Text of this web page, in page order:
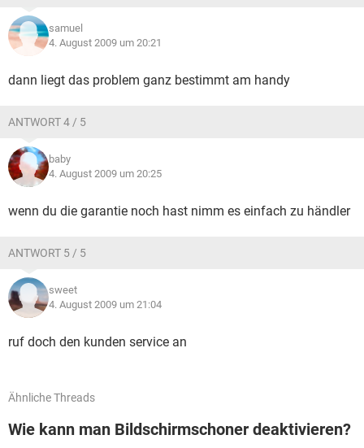
samuel
4. August 2009 um 20:21
dann liegt das problem ganz bestimmt am handy
ANTWORT 4 / 5
baby
4. August 2009 um 20:25
wenn du die garantie noch hast nimm es einfach zu händler
ANTWORT 5 / 5
sweet
4. August 2009 um 21:04
ruf doch den kunden service an
Ähnliche Threads
Wie kann man Bildschirmschoner deaktivieren?